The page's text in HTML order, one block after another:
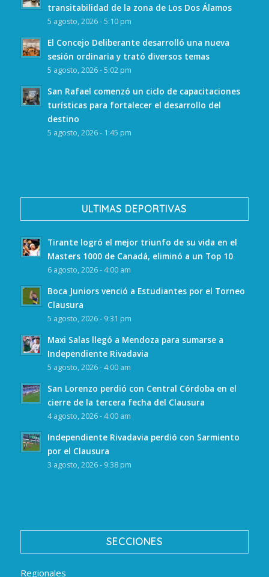
transitabilidad de la zona de Los Dos Álamos
5 agosto, 2026 - 5:10 pm
El Concejo Deliberante desarrolló una nueva
sesión ordinaria y trató diversos temas
5 agosto, 2026 - 5:02 pm
San Rafael comenzó un ciclo de capacitaciones
turísticas para fortalecer el desarrollo del
destino
5 agosto, 2026 - 1:45 pm
ULTIMAS DEPORTIVAS
Tirante logró el mejor triunfo de su vida en el
Masters 1000 de Canadá, eliminó a un Top 10
6 agosto, 2026 - 4:00 am
Boca Juniors venció a Estudiantes por el Torneo
Clausura
5 agosto, 2026 - 9:31 pm
Maxi Salas llegó a Mendoza para sumarse a
Independiente Rivadavia
5 agosto, 2026 - 4:00 am
San Lorenzo perdió con Central Córdoba en el
cierre de la tercera fecha del Clausura
4 agosto, 2026 - 4:00 am
Independiente Rivadavia perdió con Sarmiento
por el Clausura
3 agosto, 2026 - 9:38 pm
SECCIONES
Regionales